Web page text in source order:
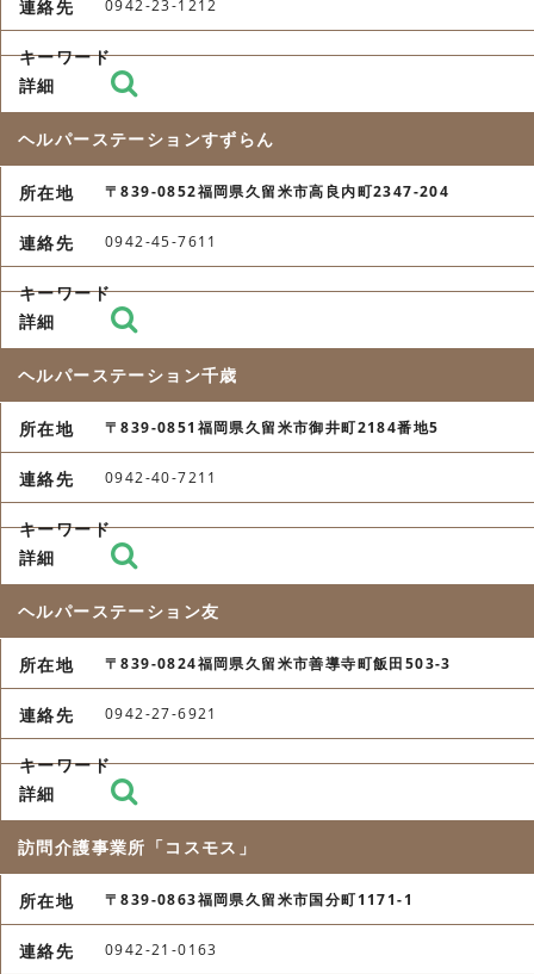
0942-23-1212
ヘルパーステーションすずらん
〒839-0852福岡県久留米市高良内町2347-204
0942-45-7611
ヘルパーステーション千歳
〒839-0851福岡県久留米市御井町2184番地5
0942-40-7211
ヘルパーステーション友
〒839-0824福岡県久留米市善導寺町飯田503-3
0942-27-6921
訪問介護事業所「コスモス」
〒839-0863福岡県久留米市国分町1171-1
0942-21-0163